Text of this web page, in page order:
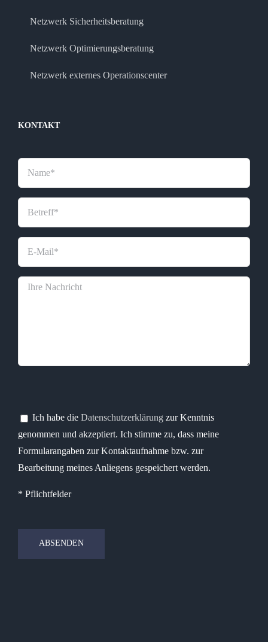
Netzwerk Sicherheitsberatung
Netzwerk Optimierungsberatung
Netzwerk externes Operationscenter
KONTAKT
Ich habe die Datenschutzerklärung zur Kenntnis
genommen und akzeptiert. Ich stimme zu, dass meine
Formularangaben zur Kontaktaufnahme bzw. zur
Bearbeitung meines Anliegens gespeichert werden.
* Pflichtfelder